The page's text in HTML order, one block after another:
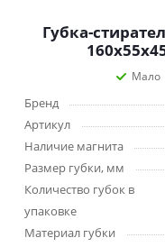
Губка-
Мало
Бренд
Артикул
Наличие магнита
Размер губки, мм
Количество губок в
упаковке
Материал губки